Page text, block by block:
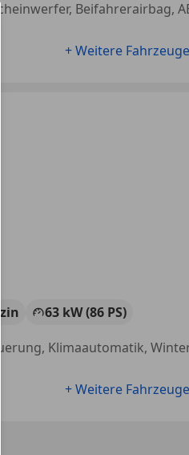
Beifahrerairbag,
+ Weitere
63 kW (86 PS)
+ Weitere